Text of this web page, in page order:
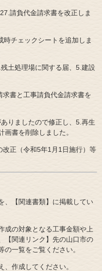
請負代金請求書を改正しま
チェックシートを追加しま
土処理場に関する届、5.建設
書と工事請負代金請求書を
りましたので修正し、5.再生
書を削除しました。
改正（令和5年1月1日施行）等
、【関連書類】に掲載してい
成の対象となる工事金額や上
【関連リンク】先の山口市の
一覧をご覧ください。
作成してください。